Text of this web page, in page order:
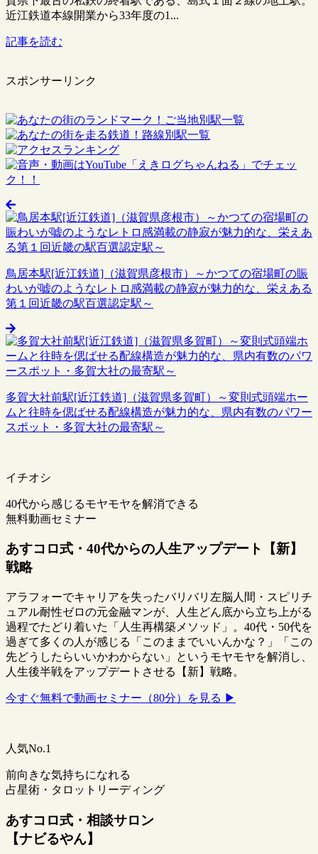
近江鉄道本線開業から33年度の1...
記事を読む
スポンサーリンク
鳥居本駅[近江鉄道]（滋賀県彦根市）～かつての宿場町の賑
わいが嘘のようなレトロ感満載の静寂が魅力的な、栄えある
第１回近畿の駅百選認定駅～
多賀大社前駅[近江鉄道]（滋賀県多賀町）～変則式頭端ホー
ムと往時を偲ばせる配線構造が魅力的な、県内有数のパワー
スポット・多賀大社の最寄駅～
イチオシ
40代から感じるモヤモヤを解消できる
無料動画セミナー
あすコロ式・40代からの人生アップデート【新】
戦略
アラフォーでキャリアを失ったバリバリ左脳人間・スピリチ
ュアル耐性ゼロの元金融マンが、人生どん底から立ち上がる
過程でたどり着いた「人生再構築メソッド」。40代・50代を
過ぎて多くの人が感じる「このままでいいんかな？」「この
先どうしたらいいかわからない」というモヤモヤを解消し、
人生後半戦をアップデートさせる【新】戦略。
今すぐ無料で動画セミナー（80分）を見る ▶
人気No.1
前向きな気持ちになれる
占星術・タロットリーディング
あすコロ式・相談サロン
【ナビるやん】